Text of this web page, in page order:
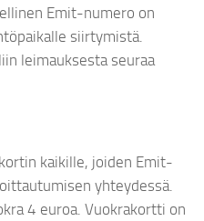
Emit-numero on
siirtymistä.
leimauksesta seuraa
kaikille, joiden Emit-
yhteydessä.
4 euroa. Vuokrakortti on